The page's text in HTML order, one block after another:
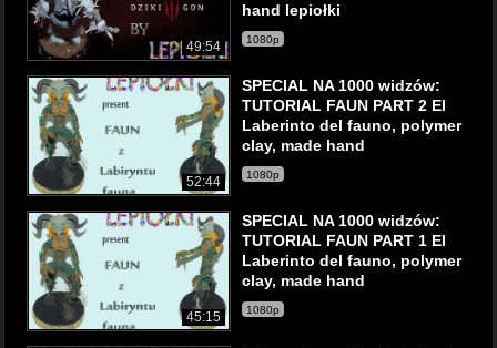
49:54
hand lepiołki
1080p
52:44
SPECIAL NA 1000 widzów:
TUTORIAL FAUN PART 2 El
Laberinto del fauno, polymer
clay, made hand
1080p
45:15
SPECIAL NA 1000 widzów:
TUTORIAL FAUN PART 1 El
Laberinto del fauno, polymer
clay, made hand
1080p